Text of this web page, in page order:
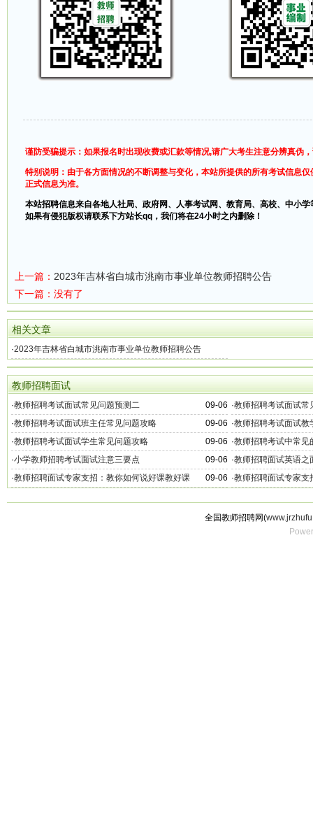
谨防受骗提示：如果报名时出现收费或汇款等情况,请广大考生注意分辨真伪
特别说明：由于各方面情况的不断调整与变化，本站所提供的所有考试信息
正式信息为准。
本站招聘信息来自各地人社局、政府网、人事考试网、教育局、高校、中小
如果有侵犯版权请联系下方站长qq，我们将在24小时之内删除！
上一篇： 2023年吉林省白城市洮南市事业单位教师招聘公告
下一篇：没有了
相关文章
·2023年吉林省白城市洮南市事业单位教师招聘公告
教师招聘面试
09-06
·教师招聘考试面试常见问题预测二 ·教师招聘考试面试常
09-06
·教师招聘考试面试班主任常见问题攻略 ·教师招聘考试面试教
09-06
·教师招聘考试面试学生常见问题攻略 ·教师招聘考试中常见
09-06
·小学教师招聘考试面试注意三要点 ·教师招聘面试英语之
09-06
·教师招聘面试专家支招：教你如何说好课教好课 ·教师招聘面试专家支
全国教师招聘网(